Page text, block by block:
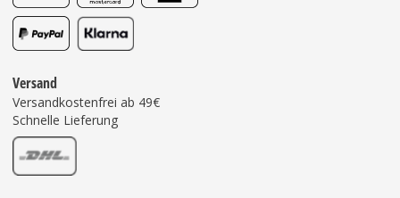
Versand
Versandkostenfrei ab 49€
Schnelle Lieferung